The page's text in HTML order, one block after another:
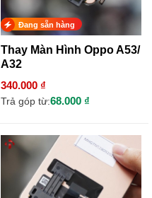
Thay Màn Hình Oppo A53/
A32
340.000 ₫
Trả góp từ:68.000 ₫
Đang sẵn hàng